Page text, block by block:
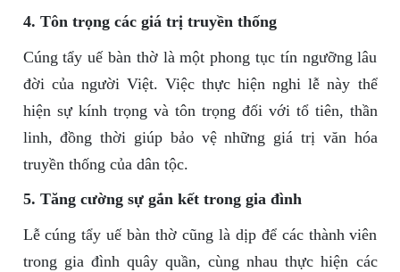
4. Tôn trọng các giá trị truyền thống
Cúng tẩy uế bàn thờ là một phong tục tín ngưỡng lâu
đời của người Việt. Việc thực hiện nghi lễ này thể
hiện sự kính trọng và tôn trọng đối với tổ tiên, thần
linh, đồng thời giúp bảo vệ những giá trị văn hóa
truyền thống của dân tộc.
5. Tăng cường sự gắn kết trong gia đình
Lễ cúng tẩy uế bàn thờ cũng là dịp để các thành viên
trong gia đình quây quần, cùng nhau thực hiện các